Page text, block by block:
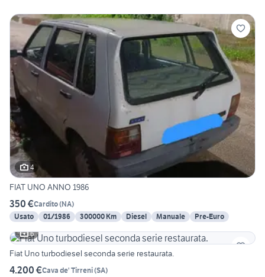
4
FIAT UNO ANNO 1986
350 €Cardito(NA)
Usato
01/1986 300000 Km Diesel Manuale
Pre-Euro
6
Fiat Uno turbodiesel seconda serie restaurata.
4.200 €Cava de' Tirreni(SA)